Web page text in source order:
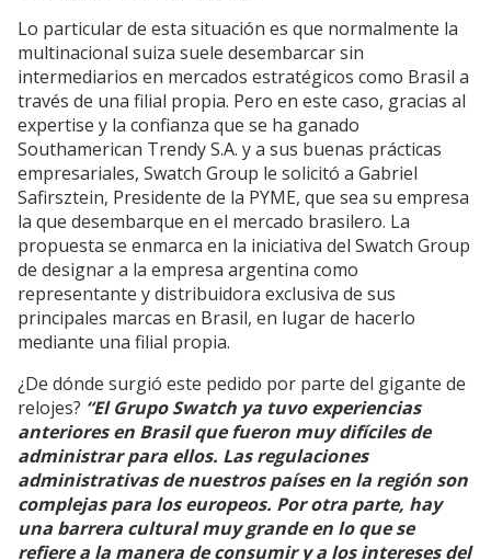
Lo particular de esta situación es que normalmente la
multinacional suiza suele desembarcar sin
intermediarios en mercados estratégicos como Brasil a
través de una filial propia. Pero en este caso, gracias al
expertise y la confianza que se ha ganado
Southamerican Trendy S.A. y a sus buenas prácticas
empresariales, Swatch Group le solicitó a Gabriel
Safirsztein, Presidente de la PYME, que sea su empresa
la que desembarque en el mercado brasilero. La
propuesta se enmarca en la iniciativa del Swatch Group
de designar a la empresa argentina como
representante y distribuidora exclusiva de sus
principales marcas en Brasil, en lugar de hacerlo
mediante una filial propia.
¿De dónde surgió este pedido por parte del gigante de
relojes? “El Grupo Swatch ya tuvo experiencias
anteriores en Brasil que fueron muy difíciles de
administrar para ellos. Las regulaciones
administrativas de nuestros países en la región son
complejas para los europeos. Por otra parte, hay
una barrera cultural muy grande en lo que se
refiere a la manera de consumir y a los intereses del